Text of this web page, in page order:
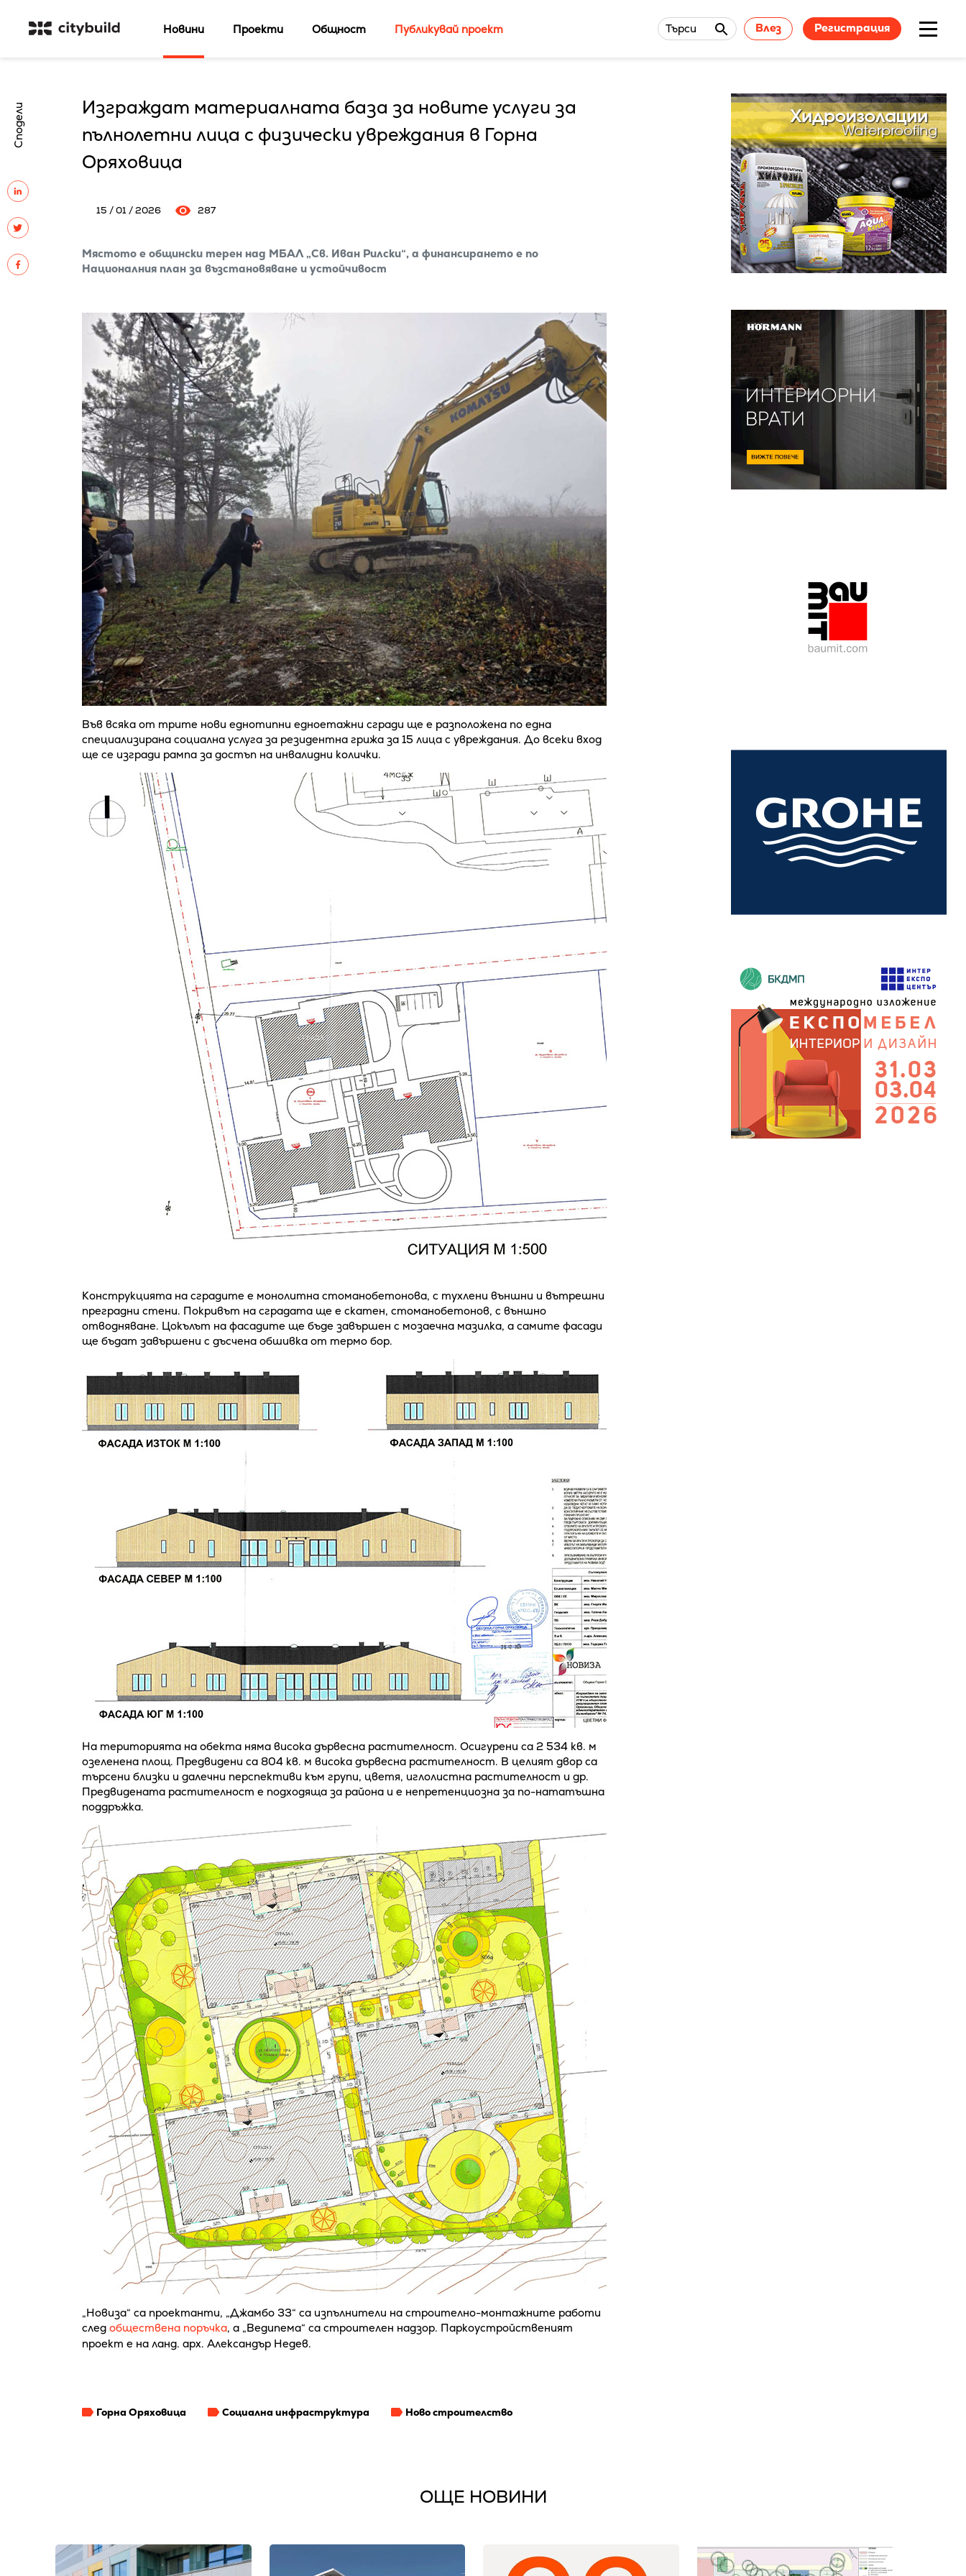
Новини Проекти Общност Публикувай проект Търси Влез Регистрация
Сподели
Изграждат материалната база за новите услуги за
пълнолетни лица с физически увреждания в Горна
Оряховица
15 / 01 / 2026 287
Мястото е общински терен над МБАЛ „Св. Иван Рилски“, а финансирането е по
Националния план за възстановяване и устойчивост
Във всяка от трите нови еднотипни едноетажни сгради ще е разположена по една
специализирана социална услуга за резидентна грижа за 15 лица с увреждания. До всеки вход
ще се изгради рампа за достъп на инвалидни колички.
Конструкцията на сградите е монолитна стоманобетонова, с тухлени външни и вътрешни
преградни стени. Покривът на сградата ще е скатен, стоманобетонов, с външно
отводняване. Цокълът на фасадите ще бъде завършен с мозаечна мазилка, а самите фасади
ще бъдат завършени с дъсчена обшивка от термо бор.
На територията на обекта няма висока дървесна растителност. Осигурени са 2 534 кв. м
озеленена площ. Предвидени са 804 кв. м висока дървесна растителност. В целият двор са
търсени близки и далечни перспективи към групи, цветя, иглолистна растителност и др.
Предвидената растителност е подходяща за района и е непретенциозна за по-нататъшна
поддръжка.
„Новиза“ са проектанти, „Джамбо 33“ са изпълнители на строително-монтажните работи
след обществена поръчка, а „Ведипема“ са строителен надзор. Паркоустройственият
проект е на ланд. арх. Александър Недев.
Горна Оряховица Социална инфраструктура Ново строителство
ОЩЕ НОВИНИ